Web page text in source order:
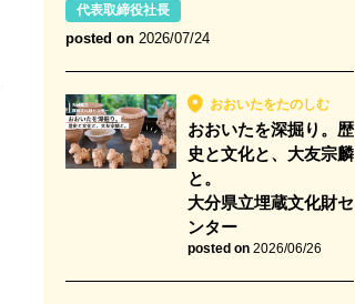
代表取締役社長
posted on 2026/07/24
おおいたをたのしむ
おおいたを深掘り。歴
史と文化と、大友宗麟
と。
大分県立埋蔵文化財セ
ンター
posted on 2026/06/26